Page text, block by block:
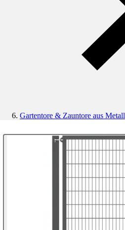
Gartentore & Zauntore aus Metall